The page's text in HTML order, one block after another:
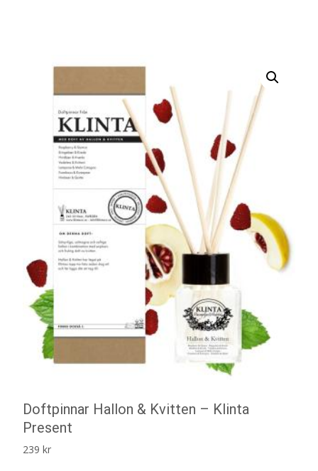
Doftpinnar Hallon & Kvitten – Klinta
Present
239 kr